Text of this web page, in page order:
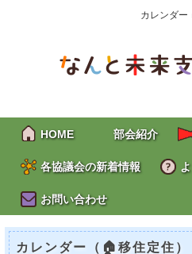
カレンダー
HOME 部会紹介
各協議会の新着情報
お問い合わせ
カレンダー（🏠移住定住）